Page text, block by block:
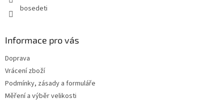
bosedeti
Informace pro vás
Doprava
Vrácení zboží
Podmínky, zásady a formuláře
Měření a výběr velikosti